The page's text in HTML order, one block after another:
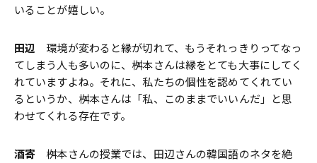
いることが嬉しい。
田辺
環境が変わると縁が切れて、もうそれっきりってなっ
てしまう人も多いのに、桝本さんは縁をとても大事にしてく
れていますよね。それに、私たちの個性を認めてくれてい
るというか、桝本さんは「私、このままでいいんだ」と思
わせてくれる存在です。
酒寄 桝本さんの授業では、田辺さんの韓国語のネタを絶